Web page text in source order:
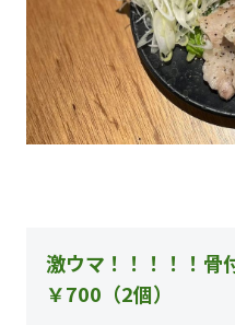
激ウマ！！！！！骨
￥700（2個）